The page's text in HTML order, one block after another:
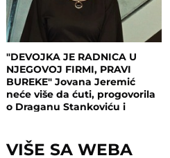
"DEVOJKA JE RADNICA U
NJEGOVOJ FIRMI, PRAVI
BUREKE" Jovana Jeremić
neće više da ćuti, progovorila
o Draganu Stankoviću i
VIŠE SA WEBA